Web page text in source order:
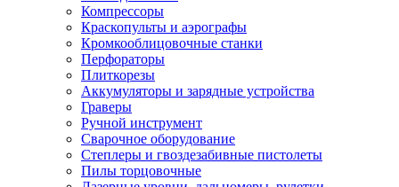
Компрессоры
Краскопульты и аэрографы
Кромкооблицовочные станки
Перфораторы
Плиткорезы
Аккумуляторы и зарядные устройства
Граверы
Ручной инструмент
Сварочное оборудование
Степлеры и гвоздезабивные пистолеты
Пилы торцовочные